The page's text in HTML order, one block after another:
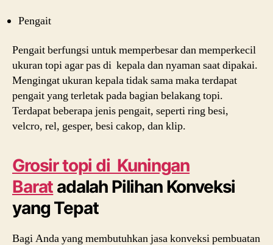
Pengait
Pengait berfungsi untuk memperbesar dan memperkecil
ukuran topi agar pas di kepala dan nyaman saat dipakai.
Mengingat ukuran kepala tidak sama maka terdapat
pengait yang terletak pada bagian belakang topi.
Terdapat beberapa jenis pengait, seperti ring besi,
velcro, rel, gesper, besi cakop, dan klip.
Grosir topi di Kuningan
Barat adalah Pilihan Konveksi
yang Tepat
Bagi Anda yang membutuhkan jasa konveksi pembuatan